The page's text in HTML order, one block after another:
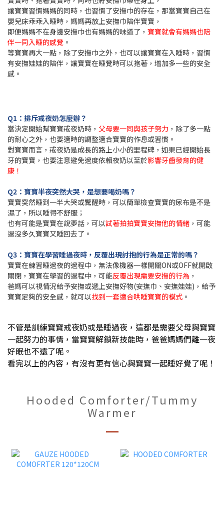
讓寶寶習慣媽媽的同時，也習慣了安撫巾的存在，那當寶寶自己在
嬰兒床乖乖入睡時，媽媽再放上安撫巾陪伴寶寶，
即便媽媽不在身邊安撫巾也有媽媽的味道了， 寶寶就會有媽媽也陪
伴一同入睡的感覺 。
等寶寶再大一點，除了安撫巾之外，也可以讓寶寶在入睡時，習慣
有安撫娃娃的陪伴，讓寶寶在睡覺時可以抱著，增加多一些的安全
感。
Q1：排斥戒夜奶怎麼辦？
當決定開始幫寶寶戒夜奶時， 父母要一同與孩子努力 ，除了多一點
的耐心之外，也要適時的調整適合寶寶的作息或習慣。
對寶寶而言，戒夜奶是成長的路上小小的里程碑，如果已經開始長
牙的寶寶，也要注意避免過度依賴夜奶以至於影響牙齒發育的健
康！
Q2：寶寶半夜突然大哭，是想要喝奶嗎？
寶寶突然睡到一半大哭或驚醒時，可以簡單檢查寶寶的尿布是不是
濕了，所以睡得不舒服；
也有可能是寶寶在說夢話，可以試著拍拍寶寶安撫他的情緒 ，可能
過沒多久寶寶又睡回去了。
Q3：寶寶在學習睡過夜時，反覆出現討抱的行為是正常的嗎？
寶寶在練習睡過夜的過程中，無法像機器一樣開關ON或OFF就開啟
關閉，寶寶在學習的過程中，可能反覆出現需要安撫的行為 ，
爸媽可以視情況給予安撫或遞上安撫好物(安撫巾、安撫娃娃)，給予
寶寶足夠的安全感，就可以找到一套適合哄睡寶寶的模式 。
不管是訓練寶寶戒夜奶或是睡過夜，這都是需要父母與寶寶
一起努力的事情，當寶寶解鎖新技能時，爸爸媽媽們離一夜
好眠也不遠了呢。
看完以上的內容，有沒有更有信心與寶寶一起睡好覺了呢！
Hooded Comforter/Tummy
Warmer